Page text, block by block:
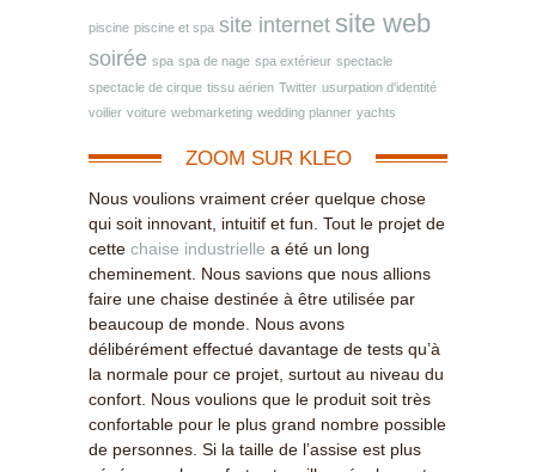
piscine piscine et spa site internet site web
soirée spa spa de nage spa extérieur spectacle
spectacle de cirque tissu aérien Twitter usurpation d'identité
voilier voiture webmarketing wedding planner yachts
ZOOM SUR KLEO
Nous voulions vraiment créer quelque chose
qui soit innovant, intuitif et fun. Tout le projet de
cette chaise industrielle a été un long
cheminement. Nous savions que nous allions
faire une chaise destinée à être utilisée par
beaucoup de monde. Nous avons
délibérément effectué davantage de tests qu’à
la normale pour ce projet, surtout au niveau du
confort. Nous voulions que le produit soit très
confortable pour le plus grand nombre possible
de personnes. Si la taille de l’assise est plus